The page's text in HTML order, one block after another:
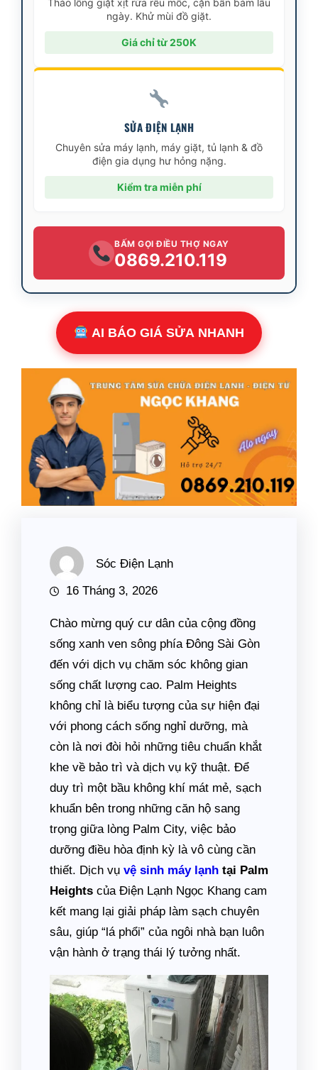
Tháo lồng giặt xịt rửa rêu mốc, cặn bẩn bám lâu
ngày. Khử mùi đồ giặt.
Giá chỉ từ 250K
SỬA ĐIỆN LẠNH
Chuyên sửa máy lạnh, máy giặt, tủ lạnh & đồ
điện gia dụng hư hỏng nặng.
Kiểm tra miễn phí
BẤM GỌI ĐIỀU THỢ NGAY
0869.210.119
AI BÁO GIÁ SỬA NHANH
Sóc Điện Lạnh
16 Tháng 3, 2026
Chào mừng quý cư dân của cộng đồng
sống xanh ven sông phía Đông Sài Gòn
đến với dịch vụ chăm sóc không gian
sống chất lượng cao. Palm Heights
không chỉ là biểu tượng của sự hiện đại
với phong cách sống nghỉ dưỡng, mà
còn là nơi đòi hỏi những tiêu chuẩn khắt
khe về bảo trì và dịch vụ kỹ thuật. Để
duy trì một bầu không khí mát mẻ, sạch
khuẩn bên trong những căn hộ sang
trọng giữa lòng Palm City, việc bảo
dưỡng điều hòa định kỳ là vô cùng cần
thiết. Dịch vụ vệ sinh máy lạnh tại Palm
Heights của Điện Lạnh Ngọc Khang cam
kết mang lại giải pháp làm sạch chuyên
sâu, giúp “lá phổi” của ngôi nhà bạn luôn
vận hành ở trạng thái lý tưởng nhất.